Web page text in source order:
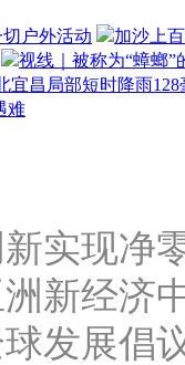
户外活动
加沙上
视线｜被称为“蟑螂
宜昌局部短时降雨
难
新实现净
洲新经济
球发展倡